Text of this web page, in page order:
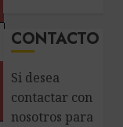
CONTACTO
Si desea
contactar con
nosotros para